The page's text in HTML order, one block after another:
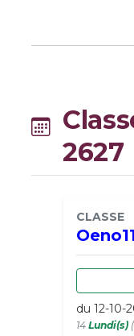
2627
CLASSE
du 12-10-
14 Lundi(s)